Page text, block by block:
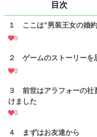
文字数 99,647
更新日時
週間ポイント
月間ポイント 35 pt (88,518 位)
年間ポイント
目次
１ ここは”男装王女の婚
0
２ ゲームのストーリーを
0
３ 前世はアラフォーの社
けました
0
４ まずはお友達から